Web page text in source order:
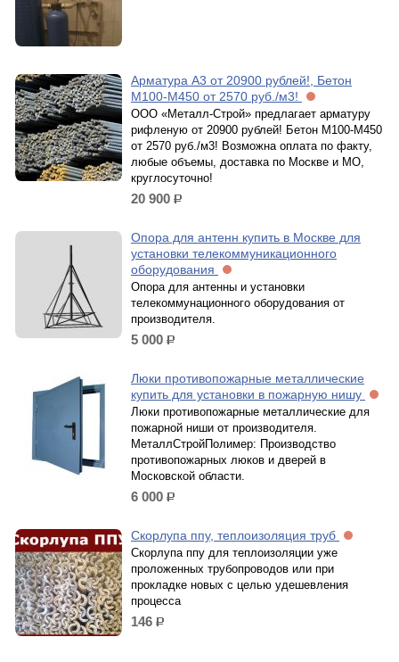
Арматура А3 от 20900 рублей!, Бетон
М100-М450 от 2570 руб./м3!
ООО «Металл-Строй» предлагает арматуру
рифленую от 20900 рублей! Бетон М100-М450
от 2570 руб./м3! Возможна оплата по факту,
любые объемы, доставка по Москве и МО,
круглосуточно!
20 900 р.
Опора для антенн купить в Москве для
установки телекоммуникационного
оборудования
Опора для антенны и установки
телекоммунационного оборудования от
производителя.
5 000 р.
Люки противопожарные металлические
купить для установки в пожарную нишу
Люки противопожарные металлические для
пожарной ниши от производителя.
МеталлСтройПолимер: Производство
противопожарных люков и дверей в
Московской области.
6 000 р.
Скорлупа ппу, теплоизоляция труб
Скорлупа ппу для теплоизоляции уже
проложенных трубопроводов или при
прокладке новых с целью удешевления
процесса
146 р.